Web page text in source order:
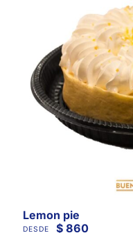
Lemon pie
DESDE $860